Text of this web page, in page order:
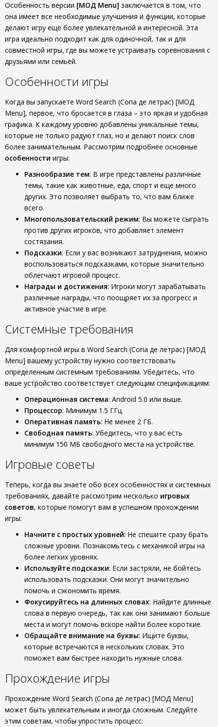
Особенность версии [МОД Menu] заключается в том, что
она имеет все необходимые улучшения и функции, которые
делают игру ещё более увлекательной и интересной. Эта
игра идеально подходит как для одиночной, так и для
совместной игры, где вы можете устраивать соревнования с
друзьями или семьей.
Особенности игры
Когда вы запускаете Word Search (Сопа де летрас) [МОД
Menu], первое, что бросается в глаза – это яркая и удобная
графика. К каждому уровню добавлены уникальные темы,
которые не только радуют глаз, но и делают поиск слов
более занимательным. Рассмотрим подробнее основные
особенности игры:
Разнообразие тем: В игре представлены различные
темы, такие как животные, еда, спорт и еще много
других. Это позволяет выбрать то, что вам ближе
всего.
Многопользовательский режим: Вы можете сыграть
против других игроков, что добавляет элемент
состязания.
Подсказки: Если у вас возникают затруднения, можно
воспользоваться подсказками, которые значительно
облегчают игровой процесс.
Награды и достижения: Игроки могут зарабатывать
различные награды, что поощряет их за прогресс и
активное участие в игре.
Системные требования
Для комфортной игры в Word Search (Сопа де летрас) [МОД
Menu] вашему устройству нужно соответствовать
определенным системным требованиям. Убедитесь, что
ваше устройство соответствует следующим спецификациям:
Операционная система: Android 5.0 или выше.
Процессор: Минимум 1.5 ГГц.
Оперативная память: Не менее 2 ГБ.
Свободная память: Убедитесь, что у вас есть
минимум 150 МБ свободного места на устройстве.
Игровые советы
Теперь, когда вы знаете обо всех особенностях и системных
требованиях, давайте рассмотрим несколько игровых
советов, которые помогут вам в успешном прохождении
игры:
Начните с простых уровней: Не спешите сразу брать
сложные уровни. Познакомьтесь с механикой игры на
более легких уровнях.
Используйте подсказки: Если застряли, не бойтесь
использовать подсказки. Они могут значительно
помочь и сэкономить время.
Фокусируйтесь на длинных словах: Найдите длинные
слова в первую очередь, так как они занимают больше
места и могут помочь вскоре найти более короткие.
Обращайте внимание на буквы: Ищите буквы,
которые встречаются в нескольких словах. Это
поможет вам быстрее находить нужные слова.
Прохождение игры
Прохождение Word Search (Сопа де летрас) [МОД Menu]
может быть увлекательным и иногда сложным. Следуйте
этим советам, чтобы упростить процесс: